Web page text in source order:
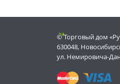
© Торговый дом
630048,
ул. Немировича-